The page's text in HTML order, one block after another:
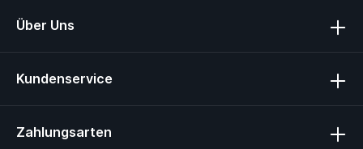
Über Uns
Kundenservice
Zahlungsarten